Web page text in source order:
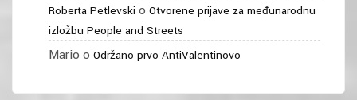
Roberta Petlevski o Otvorene prijave za međunarodnu
izložbu People and Streets
Mario o Održano prvo AntiValentinovo